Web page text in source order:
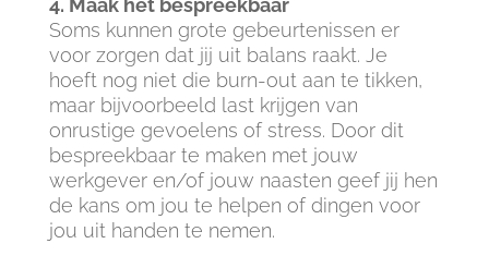
4. Maak het bespreekbaar
Soms kunnen grote gebeurtenissen er
voor zorgen dat jij uit balans raakt. Je
hoeft nog niet die burn-out aan te tikken,
maar bijvoorbeeld last krijgen van
onrustige gevoelens of stress. Door dit
bespreekbaar te maken met jouw
werkgever en/of jouw naasten geef jij hen
de kans om jou te helpen of dingen voor
jou uit handen te nemen.